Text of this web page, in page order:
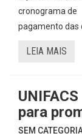
cronograma de
pagamento das
LEIA MAIS
para
SEM